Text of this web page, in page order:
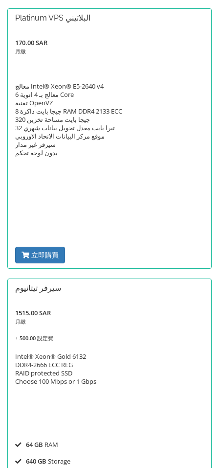
Platinum VPS البلاتيني
170.00 SAR
月繳
معالج Intel® Xeon® E5-2640 v4
معالج بـ 4 انوية 6 Core
تقنية OpenVZ
8 جيجا بايت ذاكرة RAM DDR4 2133 ECC
320 جيجا بايت مساحة تخزين
32 تيرا بايت معدل تحويل بيانات شهري
موقع مركز البيانات الاتحاد الاوروبي
سيرفر غير مدار
بدون لوحة تحكم
立即購買
سيرفر تيتانيوم
1515.00 SAR
月繳
+ 500.00 設定費
Intel® Xeon® Gold 6132
DDR4-2666 ECC REG
RAID protected SSD
Choose 100 Mbps or 1 Gbps
64 GB RAM
640 GB Storage